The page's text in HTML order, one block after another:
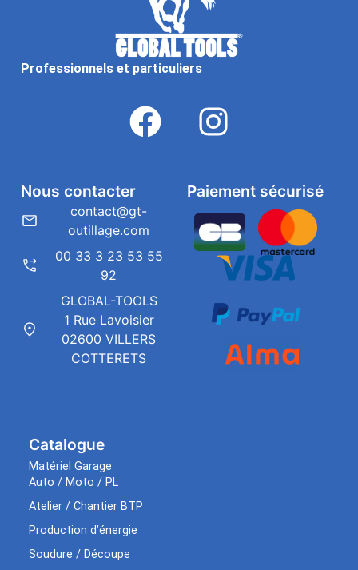
Professionnels et particuliers
Catalogue
Matériel Garage
Auto / Moto / PL
Atelier / Chantier BTP
Production d’énergie
Soudure / Découpe
Paiement sécurisé
Nous contacter
contact@gt-
outillage.com
00 33 3 23 53 55
92
GLOBAL-TOOLS
1 Rue Lavoisier
02600 VILLERS
COTTERETS